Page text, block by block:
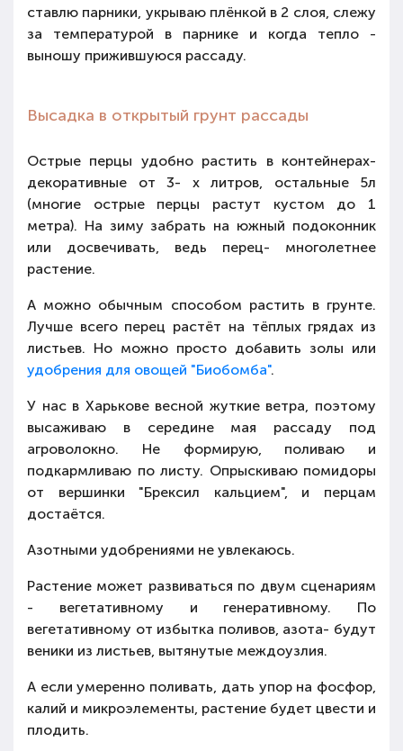
ставлю парники, укрываю плёнкой в 2 слоя, слежу
за температурой в парнике и когда тепло -
выношу прижившуюся рассаду.
Высадка в открытый грунт рассады
Острые перцы удобно растить в контейнерах-
декоративные от 3- х литров, остальные 5л
(многие острые перцы растут кустом до 1
метра). На зиму забрать на южный подоконник
или досвечивать, ведь перец- многолетнее
растение.
А можно обычным способом растить в грунте.
Лучше всего перец растёт на тёплых грядах из
листьев. Но можно просто добавить золы или
удобрения для овощей "Биобомба".
У нас в Харькове весной жуткие ветра, поэтому
высаживаю в середине мая рассаду под
агроволокно. Не формирую, поливаю и
подкармливаю по листу. Опрыскиваю помидоры
от вершинки "Брексил кальцием", и перцам
достаётся.
Азотными удобрениями не увлекаюсь.
Растение может развиваться по двум сценариям
- вегетативному и генеративному. По
вегетативному от избытка поливов, азота- будут
веники из листьев, вытянутые междоузлия.
А если умеренно поливать, дать упор на фосфор,
калий и микроэлементы, растение будет цвести и
плодить.